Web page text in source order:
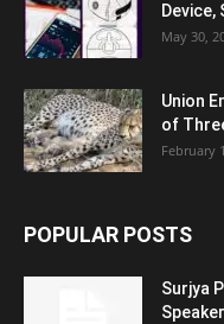
Device,
May 30,
Union
of
February
POPULAR POSTS
Surjya
Speaker